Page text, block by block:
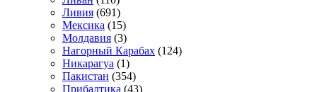
Ливия (691)
Мексика (15)
Молдавия (3)
Нагорный Карабах (124)
Никарагуа (1)
Пакистан (354)
Прибалтика (43)